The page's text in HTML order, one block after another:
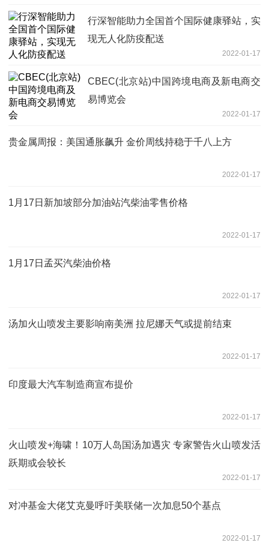
行深智能助力全国首个国际健康驿站，实
现无人化防疫配送
2022-01-17
CBEC(北京站)中国跨境电商及新电商交
易博览会
2022-01-17
贵金属周报：美国通胀飙升 金价周线持稳于千八上方
2022-01-17
1月17日新加坡部分加油站汽柴油零售价格
2022-01-17
1月17日孟买汽柴油价格
2022-01-17
汤加火山喷发主要影响南美洲 拉尼娜天气或提前结束
2022-01-17
印度最大汽车制造商宣布提价
2022-01-17
火山喷发+海啸！10万人岛国汤加遇灾 专家警告火山喷发活
跃期或会较长
2022-01-17
对冲基金大佬艾克曼呼吁美联储一次加息50个基点
2022-01-17